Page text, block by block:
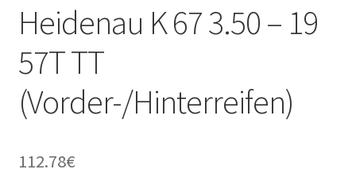
Heidenau K 67 3.50 – 19
57T TT
(Vorder-/Hinterreifen)
112.78€